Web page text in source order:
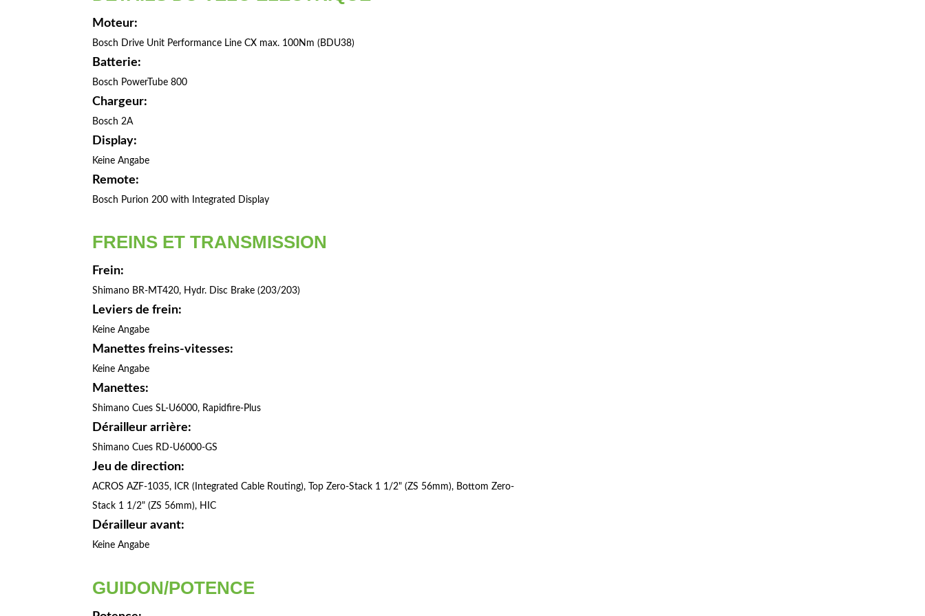
Moteur:
Bosch Drive Unit Performance Line CX max. 100Nm (BDU38)
Batterie:
Bosch PowerTube 800
Chargeur:
Bosch 2A
Display:
Keine Angabe
Remote:
Bosch Purion 200 with Integrated Display
FREINS ET TRANSMISSION
Frein:
Shimano BR-MT420, Hydr. Disc Brake (203/203)
Leviers de frein:
Keine Angabe
Manettes freins-vitesses:
Keine Angabe
Manettes:
Shimano Cues SL-U6000, Rapidfire-Plus
Dérailleur arrière:
Shimano Cues RD-U6000-GS
Jeu de direction:
ACROS AZF-1035, ICR (Integrated Cable Routing), Top Zero-Stack 1 1/2" (ZS 56mm), Bottom Zero-
Stack 1 1/2" (ZS 56mm), HIC
Dérailleur avant:
Keine Angabe
GUIDON/POTENCE